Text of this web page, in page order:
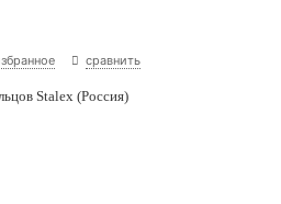
сравнить
Stalex (Россия)